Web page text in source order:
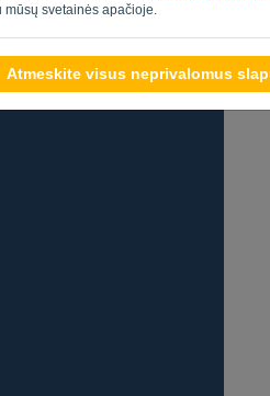
svetainės apačioje.
Atmeskite visus neprivalomus